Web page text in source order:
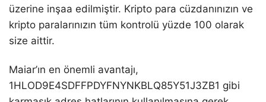
üzerine inşaa edilmiştir. Kripto para cüzdanınızın ve
kripto paralarınızın tüm kontrolü yüzde 100 olarak
size aittir.
Maiar’ın en önemli avantajı,
1HLOD9E4SDFFPDYFNYNKBLQ85Y51J3ZB1 gibi